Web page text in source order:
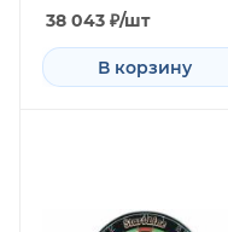
38 043 ₽/шт
В корзину